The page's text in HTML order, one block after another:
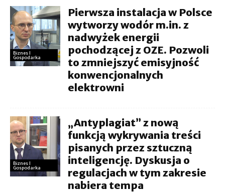
Biznes I
Gospodarka
Pierwsza instalacja w Polsce
wytworzy wodór m.in. z
nadwyżek energii
pochodzącej z OZE. Pozwoli
to zmniejszyć emisyjność
konwencjonalnych
elektrowni
Biznes I
Gospodarka
„Antyplagiat” z nową
funkcją wykrywania treści
pisanych przez sztuczną
inteligencję. Dyskusja o
regulacjach w tym zakresie
nabiera tempa